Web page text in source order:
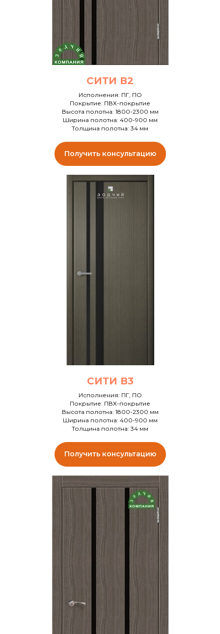
СИТИ В2
Исполнения: ПГ, ПО
Покрытие: ПВХ-покрытие
Высота полотна: 1800-2300 мм
Ширина полотна: 400-900 мм
Толщина полотна: 34 мм
Получить консультацию
СИТИ В3
Исполнения: ПГ, ПО
Покрытие: ПВХ-покрытие
Высота полотна: 1800-2300 мм
Ширина полотна: 400-900 мм
Толщина полотна: 34 мм
Получить консультацию